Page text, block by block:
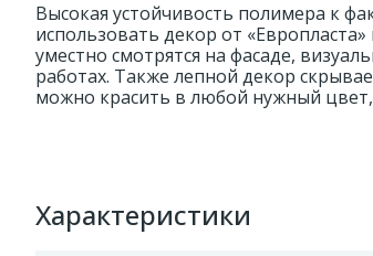
Высокая устойчивость полимера к
использовать декор от
уместно смотрятся на фасаде,
работах. Также лепной декор
можно красить в любой нужный
Характеристики